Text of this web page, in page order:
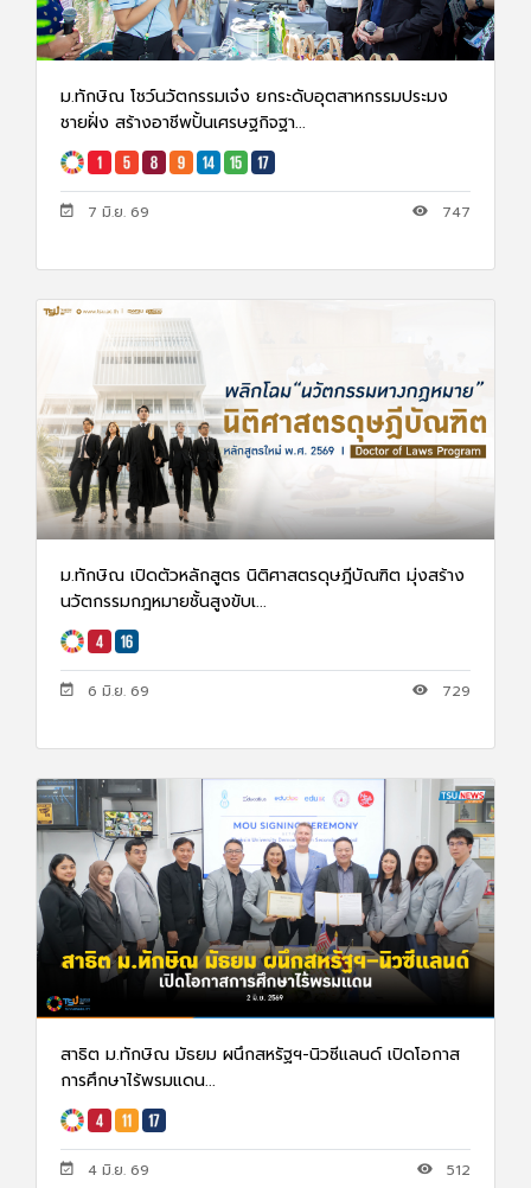
ม.ทักษิณ โชว์นวัตกรรมเจ๋ง ยกระดับอุตสาหกรรมประมง
ชายฝั่ง สร้างอาชีพปั้นเศรษฐกิจฐา...
7 มิ.ย. 69 747
ม.ทักษิณ เปิดตัวหลักสูตร นิติศาสตรดุษฎีบัณฑิต มุ่งสร้าง
นวัตกรรมกฎหมายชั้นสูงขับเ...
6 มิ.ย. 69 729
สาธิต ม.ทักษิณ มัธยม ผนึกสหรัฐฯ-นิวซีแลนด์ เปิดโอกาส
การศึกษาไร้พรมแดน...
4 มิ.ย. 69 512